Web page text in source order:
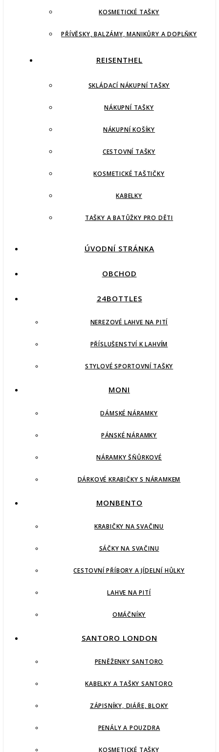
KOSMETICKÉ TAŠKY
PŘÍVĚSKY, BALZÁMY, MANIKŮRY A DOPLŇKY
REISENTHEL
SKLÁDACÍ NÁKUPNÍ TAŠKY
NÁKUPNÍ TAŠKY
NÁKUPNÍ KOŠÍKY
CESTOVNÍ TAŠKY
KOSMETICKÉ TAŠTIČKY
KABELKY
TAŠKY A BATŮŽKY PRO DĚTI
ÚVODNÍ STRÁNKA
OBCHOD
24BOTTLES
NEREZOVÉ LAHVE NA PITÍ
PŘÍSLUŠENSTVÍ K LAHVÍM
STYLOVÉ SPORTOVNÍ TAŠKY
MONI
DÁMSKÉ NÁRAMKY
PÁNSKÉ NÁRAMKY
NÁRAMKY ŠŇŮRKOVÉ
DÁRKOVÉ KRABIČKY S NÁRAMKEM
MONBENTO
KRABIČKY NA SVAČINU
SÁČKY NA SVAČINU
CESTOVNÍ PŘÍBORY A JÍDELNÍ HŮLKY
LAHVE NA PITÍ
OMÁČNÍKY
SANTORO LONDON
PENĚŽENKY SANTORO
KABELKY A TAŠKY SANTORO
ZÁPISNÍKY, DIÁŘE, BLOKY
PENÁLY A POUZDRA
KOSMETICKÉ TAŠKY